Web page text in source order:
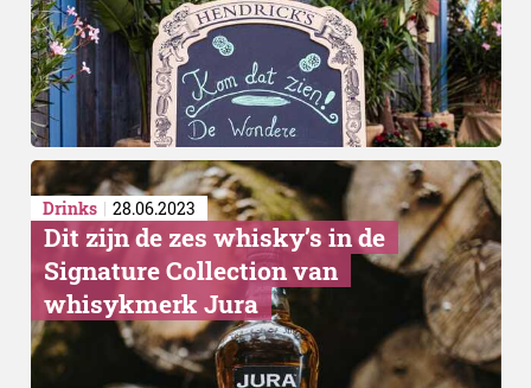
Neptunia
Drinks 28.06.2023
Dit zijn de zes whisky’s in de
Signature Collection van
whisykmerk Jura